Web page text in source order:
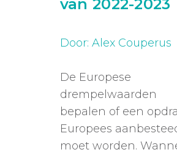
van 2022-2023
Door: Alex Couperus
De Europese
drempelwaarden
bepalen of een
Europees
moet worden.